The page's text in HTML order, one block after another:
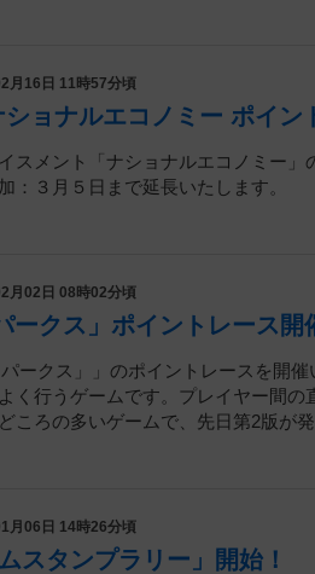
月16日 11時57分頃
ョナルエコノミー ポイン
スメント「ナショナルエコノミー
：３月５日まで延長いたします。
月02日 08時02分頃
ークス」ポイントレース開
ークス」」のポイントレースを開
く行うゲームです。プレイヤー間
ころの多いゲームで、先日第2版が
月06日 14時26分頃
スタンプラリー」開始！